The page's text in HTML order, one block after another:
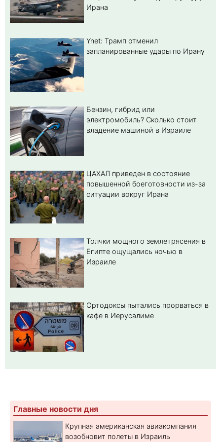
Ирана
Ynet: Трамп отменил
запланированные удары по Ирану
Бензин, гибрид или
электромобиль? Cколько стоит
владение машиной в Израиле
ЦАХАЛ приведен в состояние
повышенной боеготовности из-за
ситуации вокруг Ирана
Толчки мощного землетрясения в
Египте ощущались ночью в
Израиле
Ортодоксы пытались прорваться в
кафе в Иерусалиме
Главные новости дня
Крупная американская авиакомпания
возобновит полеты в Израиль